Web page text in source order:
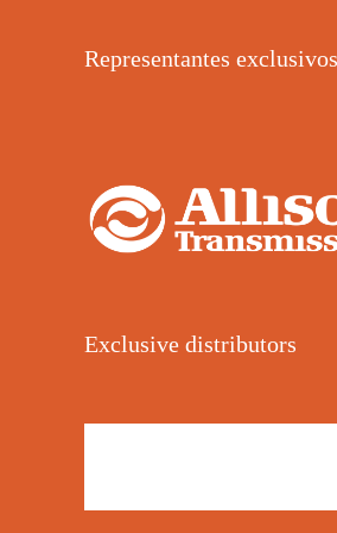
Representantes exclusivos
Exclusive distributors